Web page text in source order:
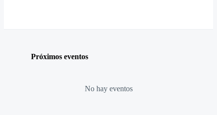
Próximos eventos
No hay eventos